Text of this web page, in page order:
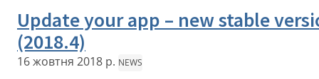
Update your app – new stable
(2018.4)
16 жовтня 2018 р. NEWS